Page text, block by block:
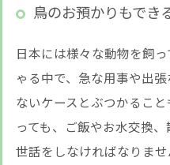
鳥のお預かりもでき
日本には様々な動物を飼
ゃる中で、急な用事や出
ないケースとぶつかるこ
っても、ご飯やお水交換
世話をしなければなりま